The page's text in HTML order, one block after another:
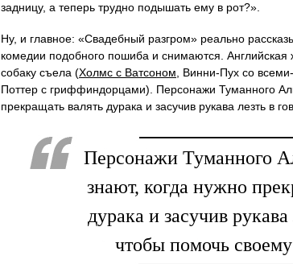
задницу, а теперь трудно подышать ему в рот?».
Ну, и главное: «Свадебный разгром» реально
комедии подобного пошиба и снимаются. Английская
собаку съела (Холмс с Ватсоном , Винни-Пух со
Поттер с гриффиндорцами). Персонажи Туманного
прекращать валять дурака и засучив рукава лезть в
Персонажи Туманного
знают, когда нужно
дурака и засучив рукава
чтобы помочь